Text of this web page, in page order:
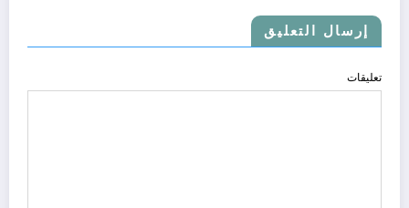
إرسال التعليق
تعليقات